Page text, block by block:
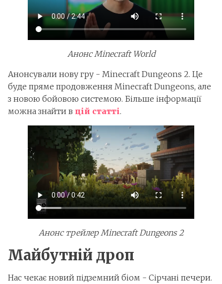
Анонс Minecraft World
Анонсували нову гру - Minecraft Dungeons 2. Це
буде пряме продовження Minecraft Dungeons, але
з новою бойовою системою. Більше інформації
можна знайти в цій статті.
Анонс трейлер Minecraft Dungeons 2
Майбутній дроп
Нас чекає новий підземний біом - Сірчані печери.